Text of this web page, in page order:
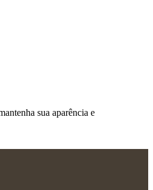
sua aparência e